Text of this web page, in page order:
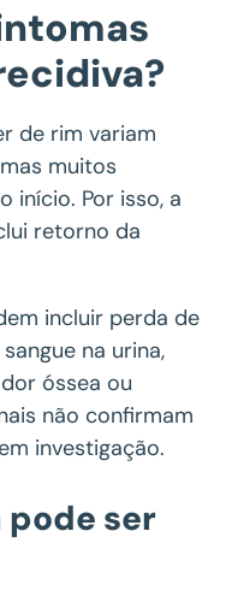
de rim variam
muitos
início. Por isso, a
retorno da
incluir perda de
na urina,
óssea ou
não confirmam
investigação.
pode ser